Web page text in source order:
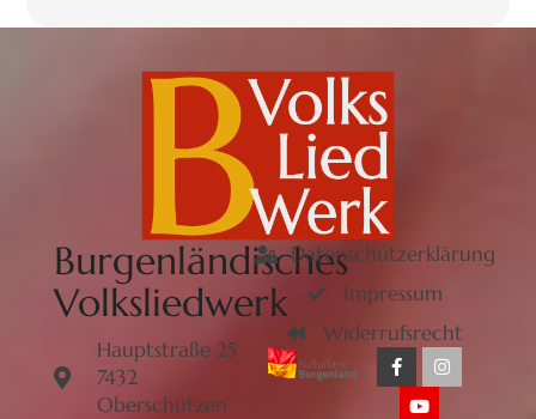
Burgenländisches
Volksliedwerk
Hauptstraße 25
7432
Oberschützen
Datenschutzerklärung
Impressum
Widerrufsrecht